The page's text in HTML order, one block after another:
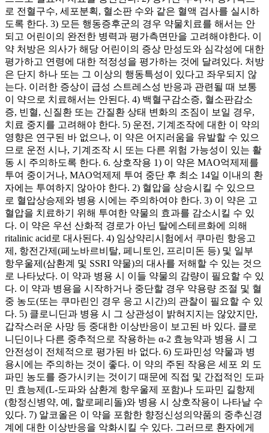
로 전혈구수, 세포분획, 혈소판 수와 같은 혈액 검사를 실시하
도록 한다. 3) 모든 행동증후군의 경우 약물치료를 해서는 안
되고 어린이의 완전한 병력과 평가측면만을 고려해야한다. 이
약 처방은 의사가 해당 어린이의 증상 만성도와 심각성에 대한
평가하고 연령에 대한 적정성을 평가하는 것에 달려있다. 처방
은 단지 하나 또는 그 이상의 행동특성이 있다고 좌우되지 않
는다. 이러한 증상이 급성 스트레스성 반응과 관련될 때 보통
이 약으로 치료해서는 안된다. 4) 백혈구감소증, 혈소판감소
증, 빈혈, 신질환 또는 간질환 상태 변화의 조짐이 보일 경우,
치료 중지를 고려해야 한다. 5) 운전, 기계조작에 대한 이 약의
영향은 연구된 바 없으나, 이 약은 어지러움을 유발할 수 있으
므로 운전 시나, 기계조작 시 또는 다른 위험 가능성이 있는 활
동 시 주의하도록 한다. 6. 상호작용 1) 이 약은 MAO억제제를
투여 중이거나, MAO억제제 투여 중단 후 최소 14일 이내의 환
자에는 투여하지 않아야 한다. 2) 혈압을 상승시킬 수 있으므
로 혈압상승제와 병용 시에는 주의하여야 한다. 3) 이 약은 고
혈압을 치료하기 위해 투여한 약물의 효과를 감소시킬 수 있
다. 이 약은 우선 산화적 경로가 아닌 탈에스테르화에 의해
ritalinic acid로 대사된다. 4) 임상약리시험에서 쿠마린 항응고
제, 항전간제(페노바르비탈, 페니토인, 프리미돈 등) 및 일부
항우울제(삼환계 및 SSRI 약물)의 대사를 저해할 수 있는 것으
로 나타났다. 이 약과 병용 시 이들 약물의 감량이 필요할 수 있
다. 이 약과 병용을 시작하거나 중단할 경우 약용량 조절 및 혈
중 농도(또는 쿠마린인 경우 응고 시간)의 관찰이 필요할 수 있
다. 5) 클로니딘과 병용 시 그 상관성이 밝혀지지는 않았지만,
갑작스러운 사망 등 중대한 이상반응이 보고된 바 있다. 클로
니딘이나 다른 중추적으로 작용하는 α-2 효능약과 병용 시 그
안전성이 전체적으로 평가된 바 없다. 6) 도파민성 약물과 병
용시에는 주의하는 것이 좋다. 이 약의 주된 작용은 세포 외 도
파민 농도를 증가시키는 것이기 때문에 직접 및 간접적인 도파
민 효능제(L-도파와 삼환계 항우울제 포함)나 도파민 길항제
(항정신병약, 예, 할로페리돌)와 병용 시 상호작용이 나타날 수
있다. 7) 알코올은 이 약을 포함한 향정신성의약품의 중추신경
계에 대한 이상반응을 악화시킬 수 있다. 그러므로 환자에게